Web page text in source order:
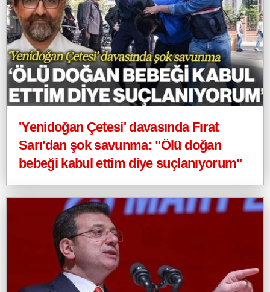
'Yenidoğan Çetesi' davasında Fırat
Sarı'dan şok savunma: "Ölü doğan
bebeği kabul ettim diye suçlanıyorum"